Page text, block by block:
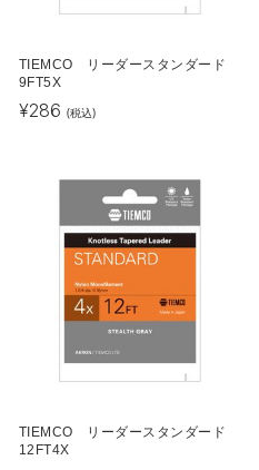
TIEMCO リーダースタンダード
9FT5X
¥286 (税込)
TIEMCO リーダースタンダード
12FT4X